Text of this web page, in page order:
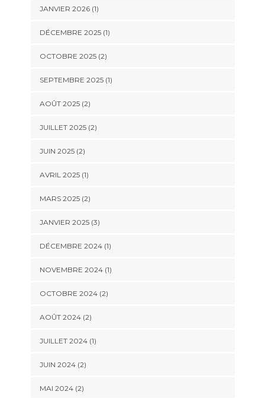
JANVIER 2026(1)
DÉCEMBRE 2025(1)
OCTOBRE 2025(2)
SEPTEMBRE 2025(1)
AOÛT 2025(2)
JUILLET 2025(2)
JUIN 2025(2)
AVRIL 2025(1)
MARS 2025(2)
JANVIER 2025(3)
DÉCEMBRE 2024(1)
NOVEMBRE 2024(1)
OCTOBRE 2024(2)
AOÛT 2024(2)
JUILLET 2024(1)
JUIN 2024(2)
MAI 2024(2)